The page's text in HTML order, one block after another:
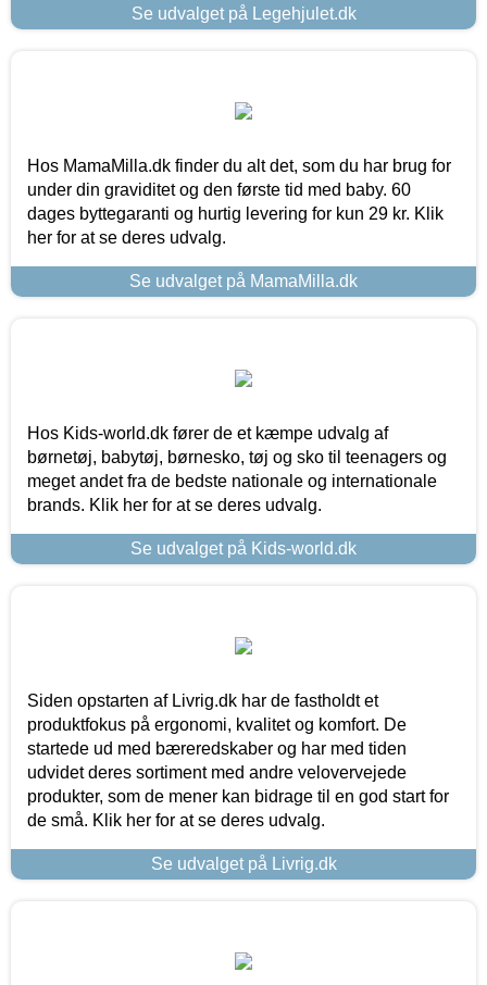
Se udvalget på Legehjulet.dk
Hos MamaMilla.dk finder du alt det, som du har brug for
under din graviditet og den første tid med baby. 60
dages byttegaranti og hurtig levering for kun 29 kr. Klik
her for at se deres udvalg.
Se udvalget på MamaMilla.dk
Hos Kids-world.dk fører de et kæmpe udvalg af
børnetøj, babytøj, børnesko, tøj og sko til teenagers og
meget andet fra de bedste nationale og internationale
brands. Klik her for at se deres udvalg.
Se udvalget på Kids-world.dk
Siden opstarten af Livrig.dk har de fastholdt et
produktfokus på ergonomi, kvalitet og komfort. De
startede ud med bæreredskaber og har med tiden
udvidet deres sortiment med andre velovervejede
produkter, som de mener kan bidrage til en god start for
de små. Klik her for at se deres udvalg.
Se udvalget på Livrig.dk